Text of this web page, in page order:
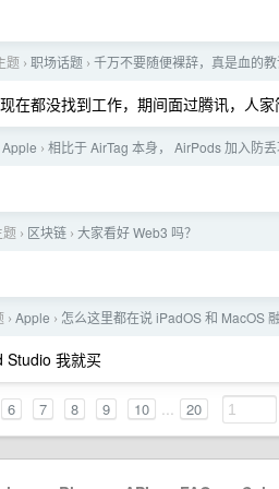
题 › 职场话题 › 千万不要随便裸辞，真是血的教
在都没找到工作，期间面过腾讯，人
Apple › 相比于 AirTag 本身， AirPods 加入防
题 › 区块链 › 大家看好 Web3 吗？
› Apple › 怎么这里都在说 iPadOS 和 MacOS 融
Studio 我就买
6 7 8 9 10 ... 20